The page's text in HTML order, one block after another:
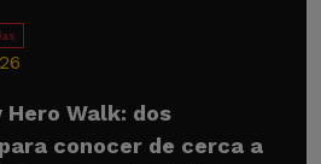
Walk: dos
conocer de cerca a